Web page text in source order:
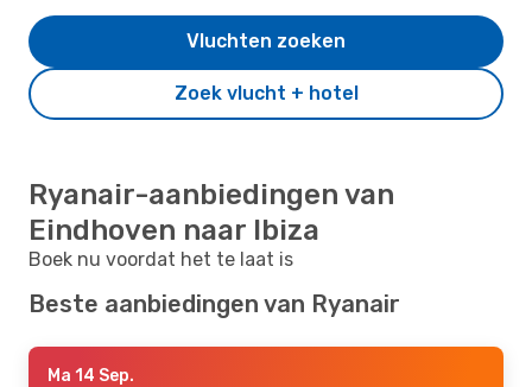
Zoek vlucht + hotel
Vluchten zoeken
Ryanair-aanbiedingen van
Eindhoven naar Ibiza
Boek nu voordat het te laat is
Beste aanbiedingen van Ryanair
Ma 14 Sep.